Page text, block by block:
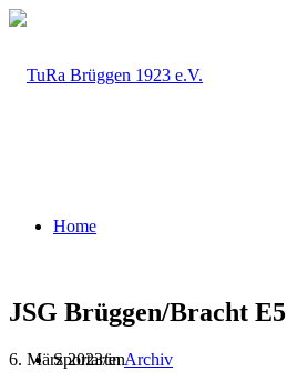
Home
Sportarten
JSG Brüggen/Bracht E5
6. März 2023/inArchiv